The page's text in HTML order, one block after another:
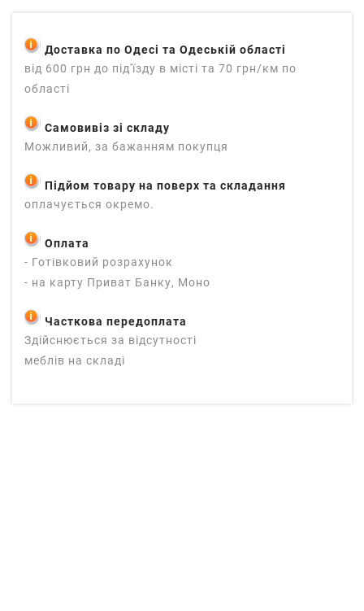
Доставка по Одесі та Одеській області
від 600 грн до під'їзду в місті та 70 грн/км по
області
Самовивіз зі складу
Можливий, за бажанням покупця
Підйом товару на поверх та складання
оплачується окремо.
Оплата
- Готівковий розрахунок
- на карту Приват Банку, Моно
Часткова передоплата
Здійснюється за відсутності
меблів на складі